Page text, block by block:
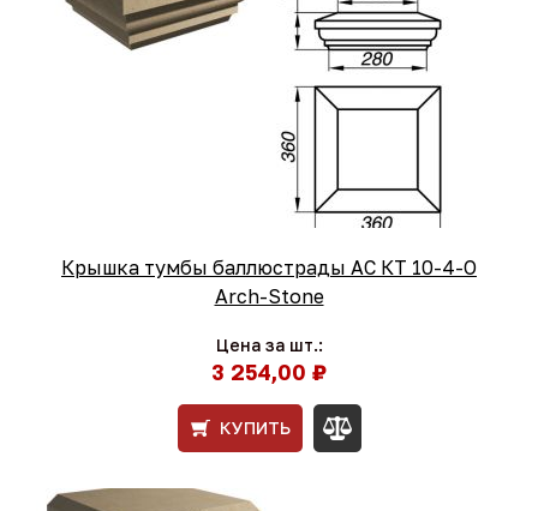
Крышка тумбы баллюстрады АС КТ 10-4-O
Arch-Stone
Цена за шт.:
3 254,00 ₽
КУПИТЬ